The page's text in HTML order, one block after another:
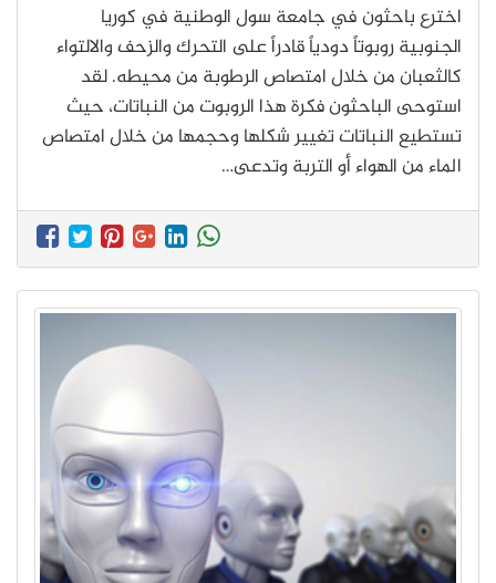
اخترع باحثون في جامعة سول الوطنية في كوريا
الجنوبية روبوتاً دودياً قادراً على التحرك والزحف والالتواء
كالثعبان من خلال امتصاص الرطوبة من محيطه. لقد
استوحى الباحثون فكرة هذا الروبوت من النباتات، حيث
تستطيع النباتات تغيير شكلها وحجمها من خلال امتصاص
الماء من الهواء أو التربة وتدعى…